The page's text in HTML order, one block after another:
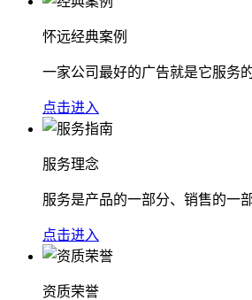
怀远经典案例
一家公司最好的广告就是它服务
点击进入
服务理念
服务是产品的一部分、销售的一
点击进入
资质荣誉